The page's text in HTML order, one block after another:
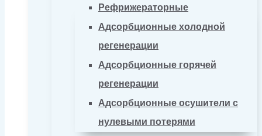
Рефрижераторные
Адсорбционные холодной
регенерации
Адсорбционные горячей
регенерации
Адсорбционные осушители с
нулевыми потерями